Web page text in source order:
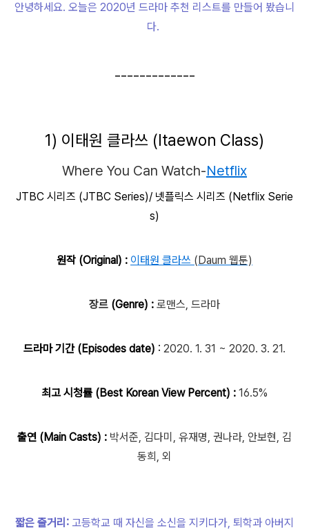
안녕하세요. 오늘은 2020년 드라마 추천 리스트를 만들어 봤습니
다.
-------------
1) 이태원 클라쓰 (Itaewon Class)
Where You Can Watch-Netflix
JTBC 시리즈 (JTBC Series)/ 넷플릭스 시리즈 (Netflix Serie
s)
원작 (Original) : 이태원 클라쓰 (Daum 웹툰)
장르 (Genre) : 로맨스, 드라마
드라마 기간 (Episodes date) : 2020. 1. 31 ~ 2020. 3. 21.
최고 시청률 (Best Korean View Percent) : 16.5%
출연 (Main Casts) : 박서준, 김다미, 유재명, 권나라, 안보현, 김
동희, 외
짧은 줄거리: 고등학교 때 자신을 소신을 지키다가, 퇴학과 아버지